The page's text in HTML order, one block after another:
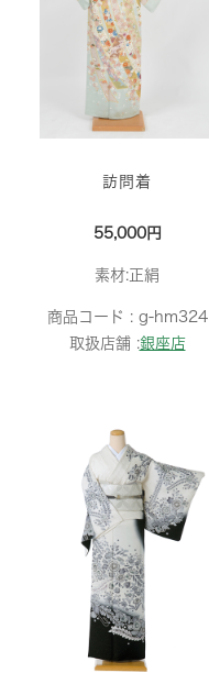
訪問着
55,000円
素材:正絹
商品コード : g-hm324
取扱店舗 :銀座店